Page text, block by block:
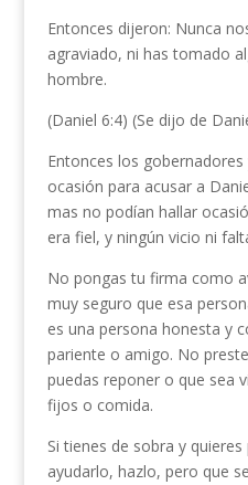
Entonces dijeron: Nunca
agraviado, ni has tomado
hombre.
(Daniel 6:4) (Se dijo de
Entonces los
ocasión para acusar a
mas no podían hallar
era fiel, y ningún vicio ni
No pongas tu firma como
muy seguro que esa
es una persona honesta y
pariente o amigo. No
puedas reponer o que sea
fijos o comida.
Si tienes de sobra y
ayudarlo, hazlo, pero que